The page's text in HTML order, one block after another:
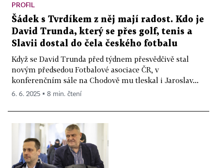
PROFIL
Šádek s Tvrdíkem z něj mají radost. Kdo je
David Trunda, který se přes golf, tenis a
Slavii dostal do čela českého fotbalu
Když se David Trunda před týdnem přesvědčivě stal
novým předsedou Fotbalové asociace ČR, v
konferenčním sále na Chodově mu tleskal i Jaroslav...
6. 6. 2025 ▪ 8 min. čtení